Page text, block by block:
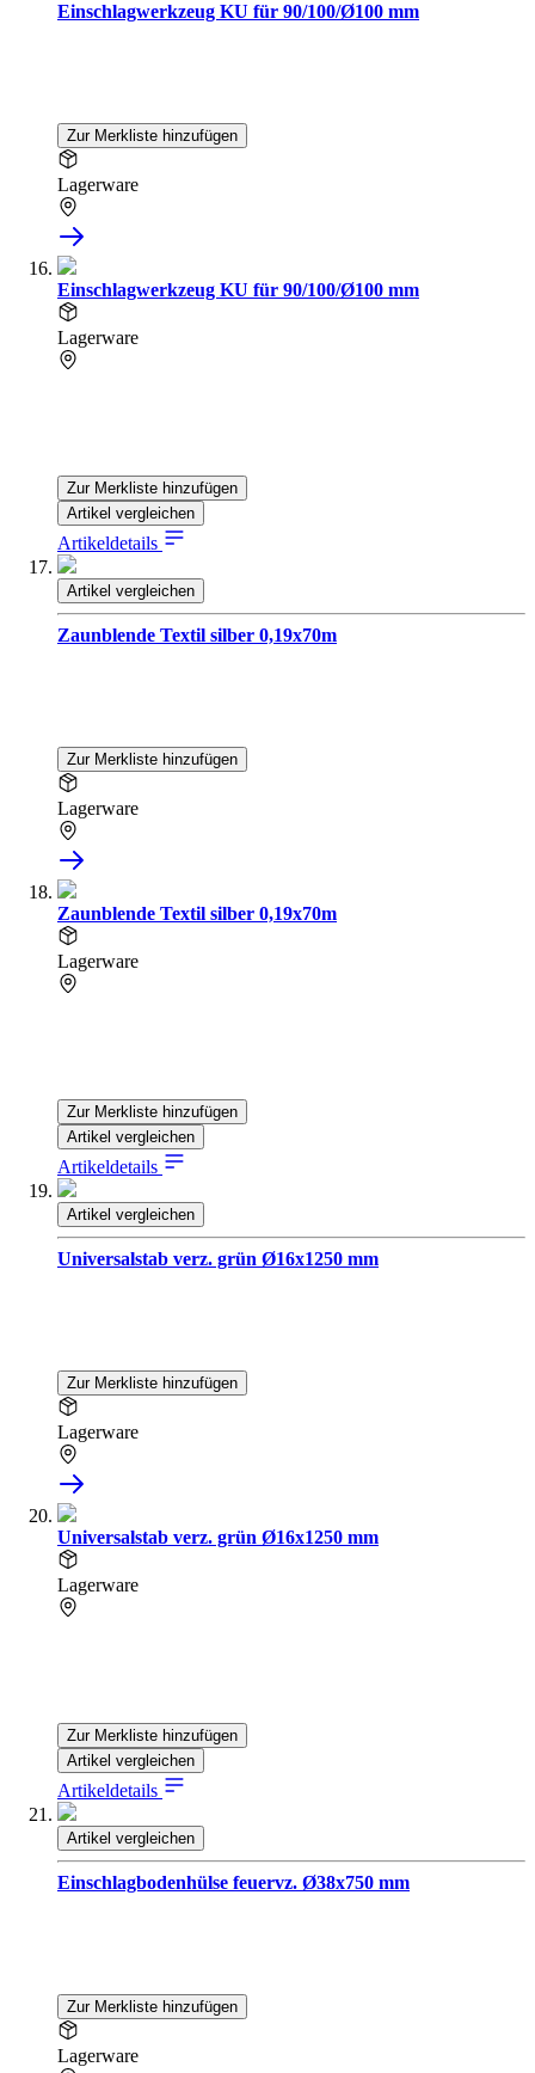
Einschlagwerkzeug KU für 90/100/Ø100 mm
Zur Merkliste hinzufügen
Lagerware
Einschlagwerkzeug KU für 90/100/Ø100 mm
Lagerware
Zur Merkliste hinzufügen
Artikel vergleichen
Artikeldetails
Artikel vergleichen
Zaunblende Textil silber 0,19x70m
Zur Merkliste hinzufügen
Lagerware
Zaunblende Textil silber 0,19x70m
Lagerware
Zur Merkliste hinzufügen
Artikel vergleichen
Artikeldetails
Artikel vergleichen
Universalstab verz. grün Ø16x1250 mm
Zur Merkliste hinzufügen
Lagerware
Universalstab verz. grün Ø16x1250 mm
Lagerware
Zur Merkliste hinzufügen
Artikel vergleichen
Artikeldetails
Artikel vergleichen
Einschlagbodenhülse feuervz. Ø38x750 mm
Zur Merkliste hinzufügen
Lagerware